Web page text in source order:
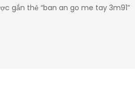
gắn thẻ “ban an go me tay 3m91”